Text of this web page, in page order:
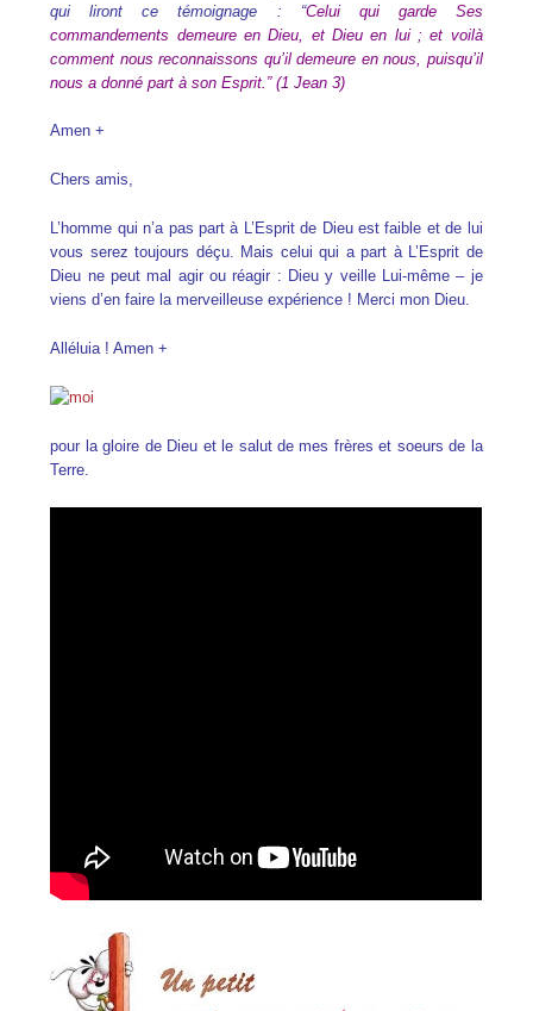
qui liront ce témoignage : “Celui qui garde Ses
commandements demeure en Dieu, et Dieu en lui ; et voilà
comment nous reconnaissons qu’il demeure en nous, puisqu’il
nous a donné part à son Esprit.” (1 Jean 3)
Amen +
Chers amis,
L’homme qui n’a pas part à L’Esprit de Dieu est faible et de lui
vous serez toujours déçu. Mais celui qui a part à L’Esprit de
Dieu ne peut mal agir ou réagir : Dieu y veille Lui-même – je
viens d’en faire la merveilleuse expérience ! Merci mon Dieu.
Alléluia ! Amen +
pour la gloire de Dieu et le salut de mes frères et soeurs de la
Terre.